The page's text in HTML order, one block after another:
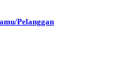
Pelanggan